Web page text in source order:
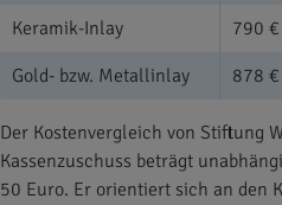
Keramik-Inlay
790 €
Gold- bzw. Metallinlay
878 €
Der Kostenvergleich von Stiftung
Kassenzuschuss beträgt
50 Euro. Er orientiert sich an den